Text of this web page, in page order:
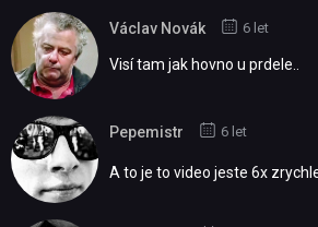
Václav Novák 6 let
Visí tam jak hovno u prdele..
Pepemistr 6 let
A to je to video jeste 6x